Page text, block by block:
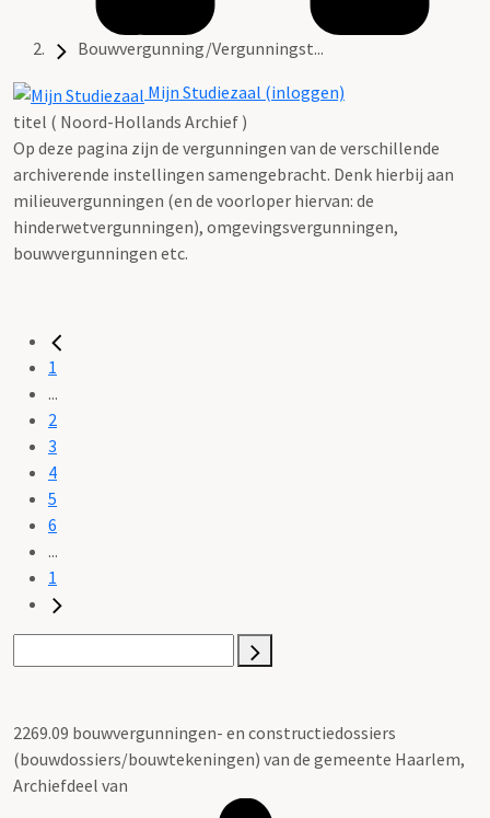
Bouwvergunning/Vergunningst...
Mijn Studiezaal (inloggen)
titel ( Noord-Hollands Archief )
Op deze pagina zijn de vergunningen van de verschillende
archiverende instellingen samengebracht. Denk hierbij aan
milieuvergunningen (en de voorloper hiervan: de
hinderwetvergunningen), omgevingsvergunningen,
bouwvergunningen etc.
1
...
2
3
4
5
6
...
1
2269.09 bouwvergunningen- en constructiedossiers
(bouwdossiers/bouwtekeningen) van de gemeente Haarlem,
Archiefdeel van